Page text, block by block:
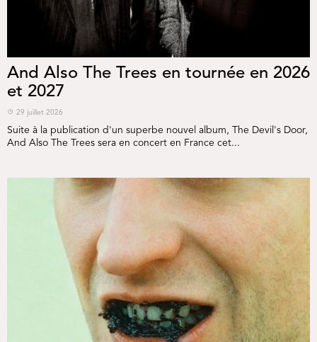
And Also The Trees en tournée en 2026
et 2027
29 juillet 2026
Suite à la publication d'un superbe nouvel album, The Devil's Door,
And Also The Trees sera en concert en France cet...